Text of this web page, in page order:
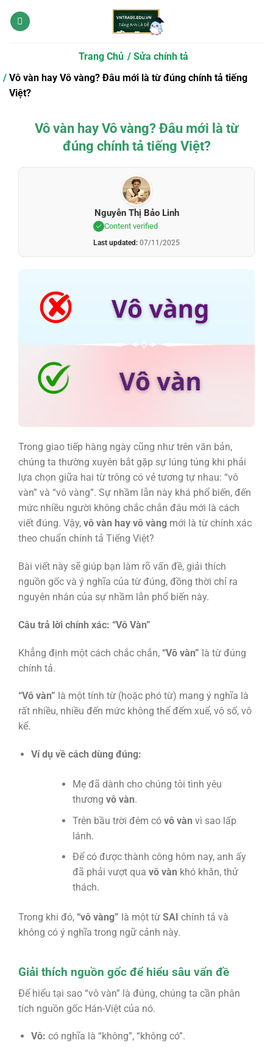
qua
Trang Chủ
Sửa chính tả
Vô vàn hay Vô vàng? Đâu mới là từ đúng chính tả tiếng
Việt?
Vô vàn hay Vô vàng? Đâu mới là từ
đúng chính tả tiếng Việt?
Nguyễn Thị Bảo Linh
Content verified
Last updated: 07/11/2025
Trong giao tiếp hàng ngày cũng như trên văn bản,
chúng ta thường xuyên bắt gặp sự lúng túng khi phải
lựa chọn giữa hai từ trông có vẻ tương tự nhau: “vô
vàn” và “vô vàng”. Sự nhầm lẫn này khá phổ biến, đến
mức nhiều người không chắc chắn đâu mới là cách
viết đúng. Vậy, vô vàn hay vô vàngmới là từ chính xác
theo chuẩn chính tả Tiếng Việt?
Bài viết này sẽ giúp bạn làm rõ vấn đề, giải thích
nguồn gốc và ý nghĩa của từ đúng, đồng thời chỉ ra
nguyên nhân của sự nhầm lẫn phổ biến này.
Câu trả lời chính xác: “Vô Vàn”
Khẳng định một cách chắc chắn, “Vô vàn” là từ đúng
chính tả.
“Vô vàn” là một tính từ (hoặc phó từ) mang ý nghĩa là
rất nhiều, nhiều đến mức không thể đếm xuể, vô số, vô
kể.
Ví dụ về cách dùng đúng:
Mẹ đã dành cho chúng tôi tình yêu
thươngvô vàn.
Trên bầu trời đêm cóvô vàn vì sao lấp
lánh.
Để có được thành công hôm nay, anh ấy
đã phải vượt quavô vàn khó khăn, thử
thách.
Trong khi đó, “vô vàng” là một từ SAI chính tả và
không có ý nghĩa trong ngữ cảnh này.
Giải thích nguồn gốc để hiểu sâu vấn đề
Để hiểu tại sao “vô vàn” là đúng, chúng ta cần phân
tích nguồn gốc Hán-Việt của nó.
Vô: có nghĩa là “không”, “không có”.